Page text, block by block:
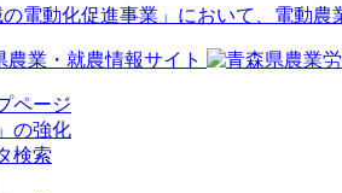
電動化促進事業」において、電動
ページ
の強化
検索